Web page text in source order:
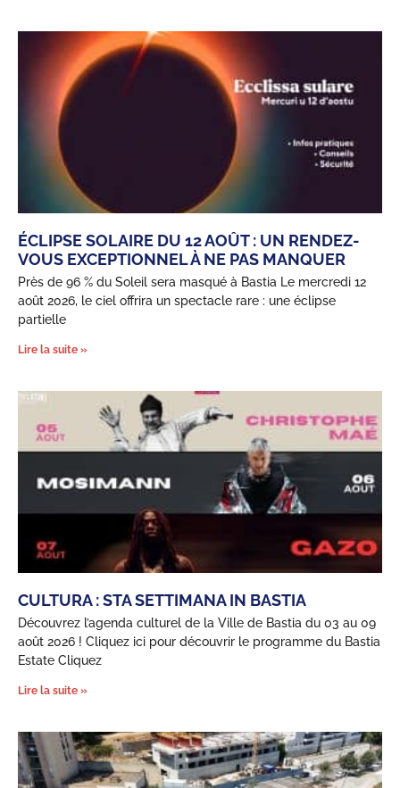
ÉCLIPSE SOLAIRE DU 12 AOÛT : UN RENDEZ-
VOUS EXCEPTIONNEL À NE PAS MANQUER
Près de 96 % du Soleil sera masqué à Bastia Le mercredi 12
août 2026, le ciel offrira un spectacle rare : une éclipse
partielle
Lire la suite »
CULTURA : STA SETTIMANA IN BASTIA
Découvrez l’agenda culturel de la Ville de Bastia du 03 au 09
août 2026 ! Cliquez ici pour découvrir le programme du Bastia
Estate Cliquez
Lire la suite »